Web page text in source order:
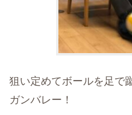
狙い定めてボールを足で
ガンバレー！